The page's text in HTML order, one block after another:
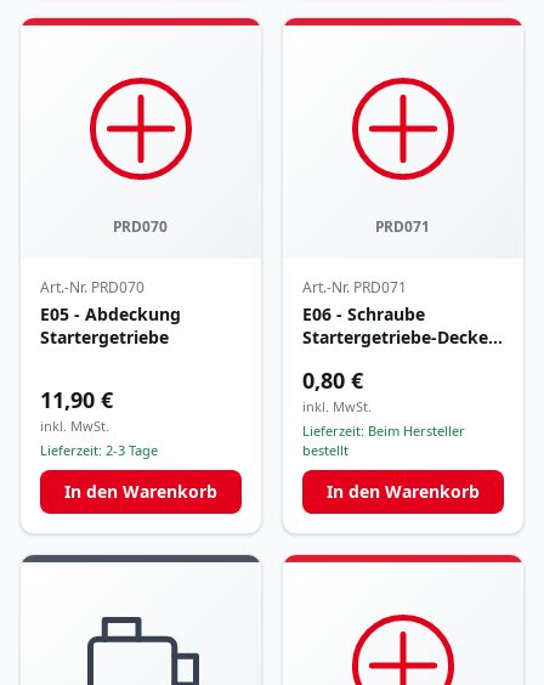
PRD070
Art.-Nr. PRD070
E05 - Abdeckung
Startergetriebe
11,90 €
inkl. MwSt.
Lieferzeit: 2-3 Tage
In den Warenkorb
PRD071
Art.-Nr. PRD071
E06 - Schraube
Startergetriebe-Deckel
0,80 €
inkl. MwSt.
Lieferzeit: Beim Hersteller
bestellt
In den Warenkorb